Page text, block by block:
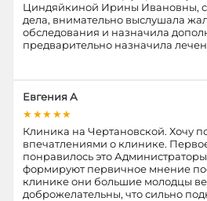
Циндяйкиной Ирины Ивановны,
дела, внимательно выслушала
обследования и назначила
предварительно назначила
Евгения А
★★★★★
Клиника на Чертановской. Хочу
впечатлениями о клинике.
понравилось это
формируют первичное мнение
клинике они большие молодцы
доброжелательны, что сильно